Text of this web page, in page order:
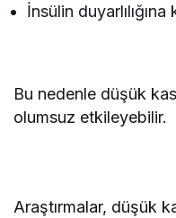
İnsülin
Bu nedenle düşük
olumsuz etkileyebilir.
Araştırmalar, düşük